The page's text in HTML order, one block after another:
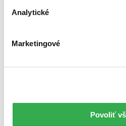
Analytické
Marketingové
Povoliť